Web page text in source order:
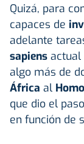
Quizá, para
capaces de
adelante
sapiens actual
algo más de
África al
que dio el
en función de